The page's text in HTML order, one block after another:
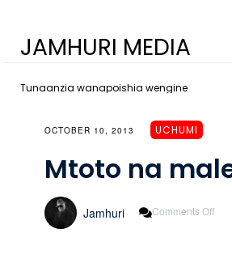
JAMHURI MEDIA
Tunaanzia wanapoishia wengine
OCTOBER 10, 2013 UCHUMI
Mtoto na
Jamhuri Comments Off